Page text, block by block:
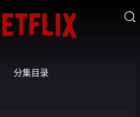

分集目录